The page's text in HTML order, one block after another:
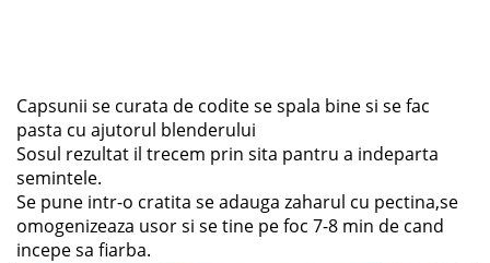
Capsunii se curata de codite se spala bine si se fac
pasta cu ajutorul blenderului
Sosul rezultat il trecem prin sita pantru a indeparta
semintele.
Se pune intr-o cratita se adauga zaharul cu pectina,se
omogenizeaza usor si se tine pe foc 7-8 min de cand
incepe sa fiarba.